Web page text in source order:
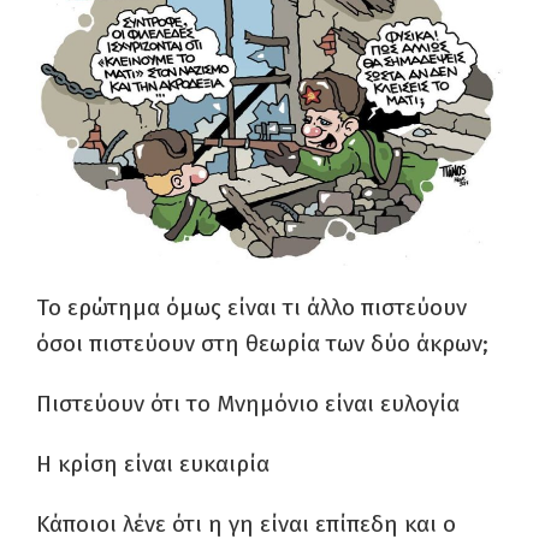
Το ερώτημα όμως είναι τι άλλο πιστεύουν
όσοι πιστεύουν στη θεωρία των δύο άκρων;
Πιστεύουν ότι το Μνημόνιο είναι ευλογία
Η κρίση είναι ευκαιρία
Κάποιοι λένε ότι η γη είναι επίπεδη και ο